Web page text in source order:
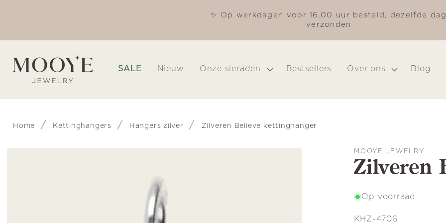
✨ Op werkdagen voor 16.00 uur besteld, dezelfde dag
verzonden
SALE Nieuw Onze sieraden Bestsellers Over ons Blog
Home / Kettinghangers / Hangers zilver / Zilveren Believe kettinghanger
MOOYE JEWELRY
Zilveren
Op voorraad
SKU:
KHZ-4706